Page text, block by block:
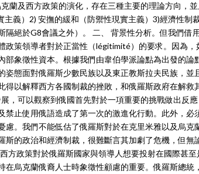
蘭及西方政策的演化，存在三種主要的理論方向，
義）2) 安撫的緩和（防禦性現實主義）3)經濟性制
絕於G8會議之外）。 二、 背景性分析。但我們借
政策領導者對於正當性（légitimité）的要求。因為，
象徵性資本。根據我們由韋伯學派論點為出發的論
態面對俄羅斯少數民族以及東正教斯拉夫民族，並
以解釋西方各國制裁的挫敗，和俄羅斯政府在解救
，可以觀察到俄國首先對於一項重要的挑戰做出反
止使用俄語造成了第一次的激進化行動。此外，必
。我們不能低估了俄羅斯對於在克里米雅以及烏克
的政治和經濟制裁，很難斷言其加劇了危機，但無
方政策對於俄羅斯國家與領導人想要投射在國際甚至
烏克蘭俄裔人士時象徵性顧慮的重要。俄羅斯總統